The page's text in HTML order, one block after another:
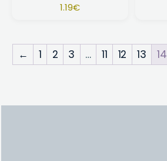
1.19€
← 1 2 3 … 11 12 13 14